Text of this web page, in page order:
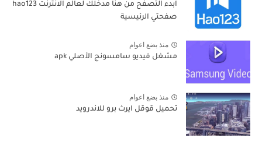
ابدء التصفح من هنا مدخلك لعالم الانترنت hao123
صفحتي الرئيسية
منذ بضع اعوام
مشغل فيديو سامسونج الأصلي apk
منذ بضع اعوام
تحميل قوقل ايرث برو للاندرويد